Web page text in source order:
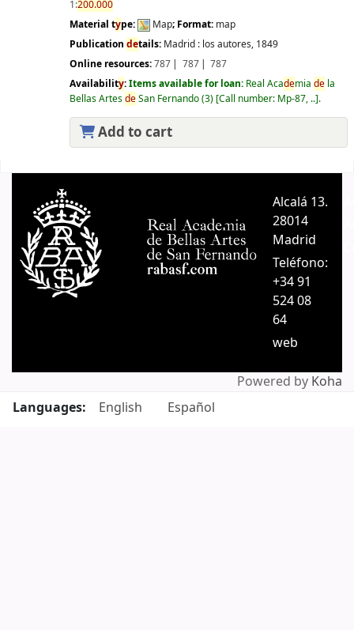
1:200.000
Material type: Map; Format: map
Publication details: Madrid : los autores, 1849
Online resources:787 787
787
Availability:Items available for loan: Real Academia dela
Bellas ArtesdeSan Fernando(3) Call number: Mp-87, .. .
Add to cart
Alcalá 13.
28014
Madrid
Teléfono:
+34 91
524 08
64
web
Powered by Koha
Languages:
English Español